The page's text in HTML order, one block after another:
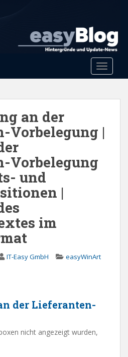
Toggle
an der
Vorbelegung |
Vorbelegung
und
|
im
IT-Easy GmbH
easyWinArt
der Lieferanten-
nicht angezeigt wurden,